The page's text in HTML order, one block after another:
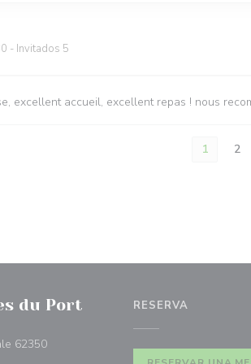
- Invitados 5
excellent accueil, excellent repas ! nous
1 2
du Port
62350
RESERVA